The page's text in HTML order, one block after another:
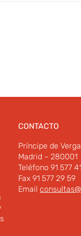
CONTACTO
Príncipe de
Madrid – 280001
Teléfono 91 577
Fax 91 577 29 59
Email